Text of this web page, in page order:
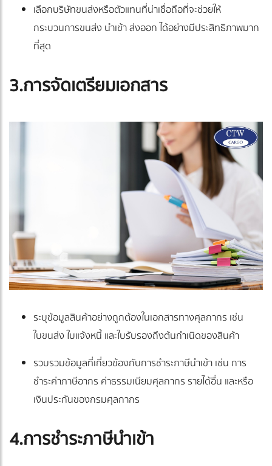
เลือกบริษัทขนส่งหรือตัวแทนที่น่าเชื่อถือที่จะช่วยให้
กระบวนการขนส่ง นำเข้า ส่งออก ได้อย่างมีประสิทธิภาพมาก
ที่สุด
3.การจัดเตรียมเอกสาร
ระบุข้อมูลสินค้าอย่างถูกต้องในเอกสารทางศุลกากร เช่น
ใบขนส่ง ใบแจ้งหนี้ และใบรับรองถึงต้นกำเนิดของสินค้า
รวบรวมข้อมูลที่เกี่ยวข้องกับการชำระภาษีนำเข้า เช่น การ
ชำระค่าภาษีอากร ค่าธรรมเนียมศุลกากร รายได้อื่น และหรือ
เงินประกันของกรมศุลกากร
4.การชำระภาษีนำเข้า